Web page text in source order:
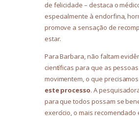
de felicidade – destaca o
especialmente à endorfina,
promove a sensação de
estar.
Para Barbara, não faltam
científicas para que as
movimentem, o que
este processo. A
para que todos possam se
exercício, o mais recomendado